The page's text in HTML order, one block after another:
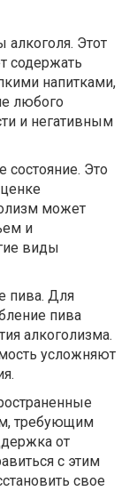
Этот
содержать
напитками,
любого
и негативным
состояние. Это
может
и
виды
пива. Для
пива
алкоголизма.
усложняют
требующим
от
с этим
свое